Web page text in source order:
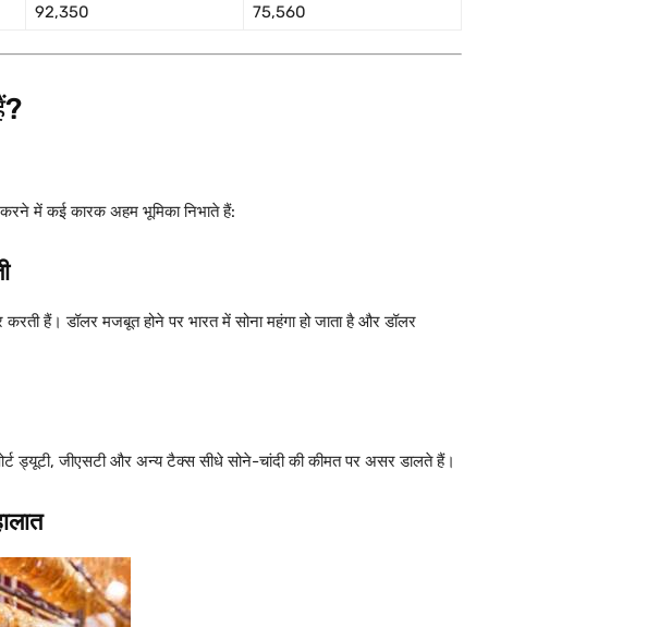
92,350 75,560
में कई कारक अहम भूमिका निभाते हैं:
करती हैं। डॉलर मजबूत होने पर भारत में सोना महंगा हो जाता है और डॉलर
ड्यूटी, जीएसटी और अन्य टैक्स सीधे सोने-चांदी की कीमत पर असर डालते हैं।